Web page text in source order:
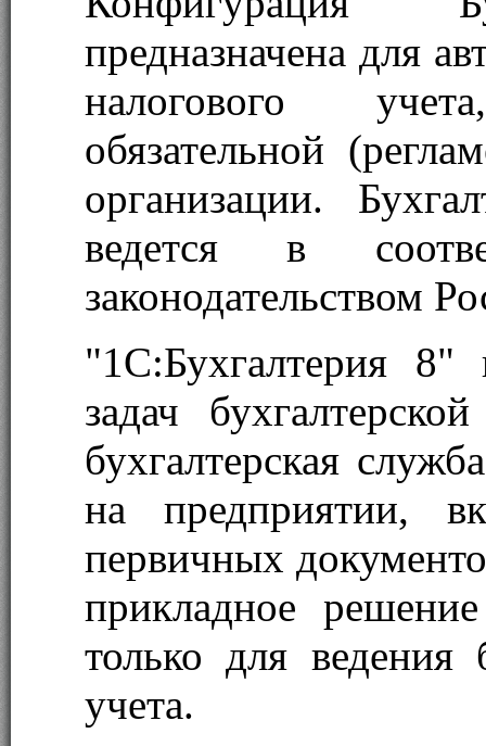
предназначена для
налогового
обязательной
организации.
ведется в
законодательством
"1С:Бухгалтерия 8"
задач
бухгалтерская
на предприятии,
первичных
прикладное
только для ведения
учета.